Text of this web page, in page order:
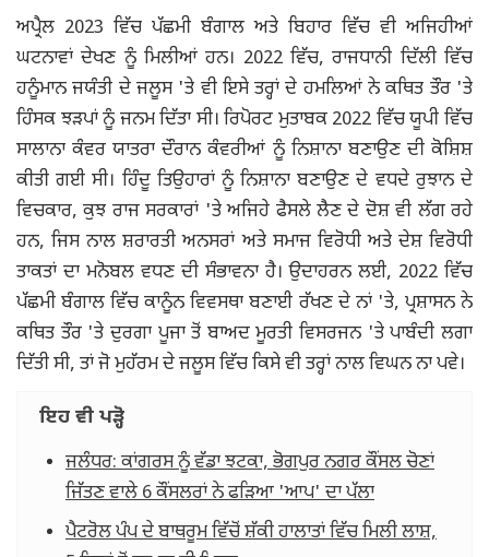
ਅਪ੍ਰੈਲ 2023 ਵਿੱਚ ਪੱਛਮੀ ਬੰਗਾਲ ਅਤੇ ਬਿਹਾਰ ਵਿੱਚ ਵੀ ਅਜਿਹੀਆਂ
ਘਟਨਾਵਾਂ ਦੇਖਣ ਨੂੰ ਮਿਲੀਆਂ ਹਨ। 2022 ਵਿੱਚ, ਰਾਜਧਾਨੀ ਦਿੱਲੀ ਵਿੱਚ
ਹਨੂੰਮਾਨ ਜਯੰਤੀ ਦੇ ਜਲੂਸ 'ਤੇ ਵੀ ਇਸੇ ਤਰ੍ਹਾਂ ਦੇ ਹਮਲਿਆਂ ਨੇ ਕਥਿਤ ਤੌਰ 'ਤੇ
ਹਿੰਸਕ ਝੜਪਾਂ ਨੂੰ ਜਨਮ ਦਿੱਤਾ ਸੀ। ਰਿਪੋਰਟ ਮੁਤਾਬਕ 2022 ਵਿੱਚ ਯੂਪੀ ਵਿੱਚ
ਸਾਲਾਨਾ ਕੰਵਰ ਯਾਤਰਾ ਦੌਰਾਨ ਕੰਵਰੀਆਂ ਨੂੰ ਨਿਸ਼ਾਨਾ ਬਣਾਉਣ ਦੀ ਕੋਸ਼ਿਸ਼
ਕੀਤੀ ਗਈ ਸੀ। ਹਿੰਦੂ ਤਿਉਹਾਰਾਂ ਨੂੰ ਨਿਸ਼ਾਨਾ ਬਣਾਉਣ ਦੇ ਵਧਦੇ ਰੁਝਾਨ ਦੇ
ਵਿਚਕਾਰ, ਕੁਝ ਰਾਜ ਸਰਕਾਰਾਂ 'ਤੇ ਅਜਿਹੇ ਫੈਸਲੇ ਲੈਣ ਦੇ ਦੋਸ਼ ਵੀ ਲੱਗ ਰਹੇ
ਹਨ, ਜਿਸ ਨਾਲ ਸ਼ਰਾਰਤੀ ਅਨਸਰਾਂ ਅਤੇ ਸਮਾਜ ਵਿਰੋਧੀ ਅਤੇ ਦੇਸ਼ ਵਿਰੋਧੀ
ਤਾਕਤਾਂ ਦਾ ਮਨੋਬਲ ਵਧਣ ਦੀ ਸੰਭਾਵਨਾ ਹੈ। ਉਦਾਹਰਨ ਲਈ, 2022 ਵਿੱਚ
ਪੱਛਮੀ ਬੰਗਾਲ ਵਿੱਚ ਕਾਨੂੰਨ ਵਿਵਸਥਾ ਬਣਾਈ ਰੱਖਣ ਦੇ ਨਾਂ 'ਤੇ, ਪ੍ਰਸ਼ਾਸਨ ਨੇ
ਕਥਿਤ ਤੌਰ 'ਤੇ ਦੁਰਗਾ ਪੂਜਾ ਤੋਂ ਬਾਅਦ ਮੂਰਤੀ ਵਿਸਰਜਨ 'ਤੇ ਪਾਬੰਦੀ ਲਗਾ
ਦਿੱਤੀ ਸੀ, ਤਾਂ ਜੋ ਮੁਹੱਰਮ ਦੇ ਜਲੂਸ ਵਿੱਚ ਕਿਸੇ ਵੀ ਤਰ੍ਹਾਂ ਨਾਲ ਵਿਘਨ ਨਾ ਪਵੇ।
ਇਹ ਵੀ ਪੜ੍ਹੋ
ਜਲੰਧਰ: ਕਾਂਗਰਸ ਨੂੰ ਵੱਡਾ ਝਟਕਾ, ਭੋਗਪੁਰ ਨਗਰ ਕੌਂਸਲ ਚੋਣਾਂ
ਜਿੱਤਣ ਵਾਲੇ 6 ਕੌਂਸਲਰਾਂ ਨੇ ਫੜਿਆ 'ਆਪ' ਦਾ ਪੱਲਾ
ਪੈਟਰੋਲ ਪੰਪ ਦੇ ਬਾਥਰੂਮ ਵਿੱਚੋਂ ਸ਼ੱਕੀ ਹਾਲਾਤਾਂ ਵਿੱਚ ਮਿਲੀ ਲਾਸ਼,